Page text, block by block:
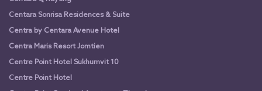
Centara Sonrisa Residences & Suite
Centra by Centara Avenue Hotel
Centra Maris Resort Jomtien
Centre Point Hotel Sukhumvit 10
Centre Point Hotel